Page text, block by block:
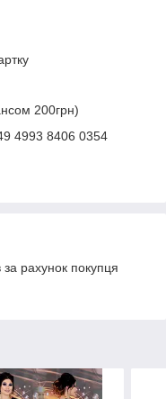
200грн)
4993 8406 0354
рахунок покупця